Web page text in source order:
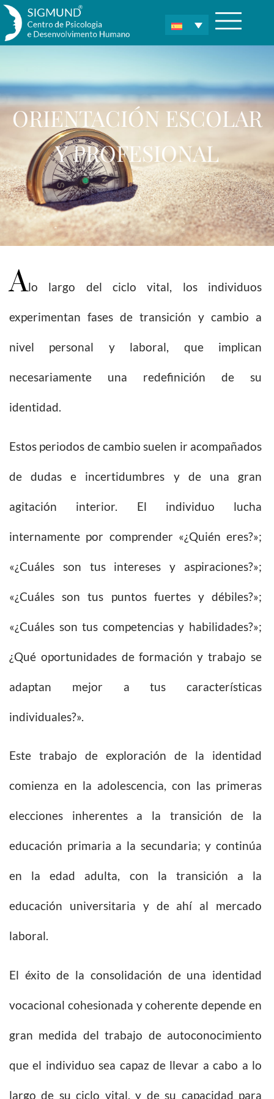
ORIENTACIÓN ESCOLAR
Y PROFESIONAL
Alo largo del ciclo vital, los individuos
experimentan fases de transición y cambio a
nivel personal y laboral, que implican
necesariamente una redefinición de su
identidad.
Estos periodos de cambio suelen ir acompañados
de dudas e incertidumbres y de una gran
agitación interior. El individuo lucha
internamente por comprender «¿Quién eres?»;
«¿Cuáles son tus intereses y aspiraciones?»;
«¿Cuáles son tus puntos fuertes y débiles?»;
«¿Cuáles son tus competencias y habilidades?»;
¿Qué oportunidades de formación y trabajo se
adaptan mejor a tus características
individuales?».
Este trabajo de exploración de la identidad
comienza en la adolescencia, con las primeras
elecciones inherentes a la transición de la
educación primaria a la secundaria; y continúa
en la edad adulta, con la transición a la
educación universitaria y de ahí al mercado
laboral.
El éxito de la consolidación de una identidad
vocacional cohesionada y coherente depende en
gran medida del trabajo de autoconocimiento
que el individuo sea capaz de llevar a cabo a lo
largo de su ciclo vital, y de su capacidad para